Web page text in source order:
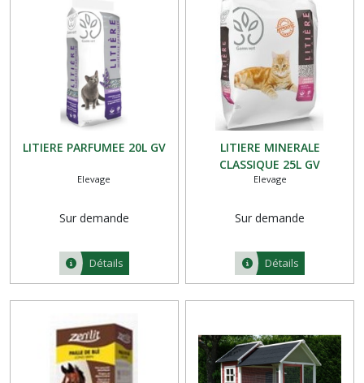
LITIERE PARFUMEE 20L GV
Elevage
Sur demande
Détails
LITIERE MINERALE
CLASSIQUE 25L GV
Elevage
Sur demande
Détails
ELEVAGE
NUISIBLE
LUMINAIRE
Afficher
les
résultats